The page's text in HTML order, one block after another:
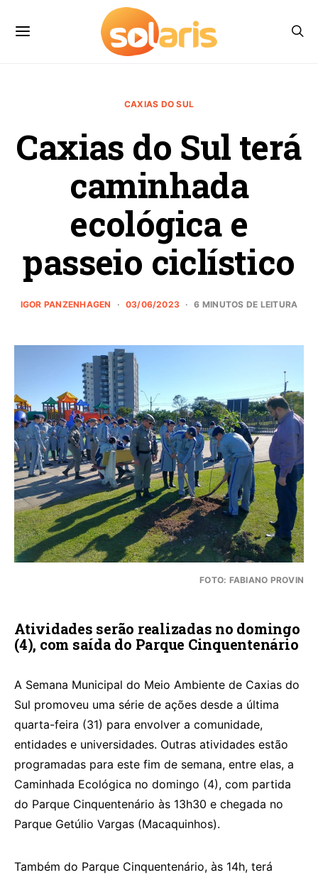
CAXIAS DO SUL
Caxias do Sul terá
caminhada
ecológica e
passeio ciclístico
IGOR PANZENHAGEN 03/06/2023 6 MINUTOS DE LEITURA
FOTO: FABIANO PROVIN
Atividades serão realizadas no domingo
(4), com saída do Parque Cinquentenário
A Semana Municipal do Meio Ambiente de Caxias do
Sul promoveu uma série de ações desde a última
quarta-feira (31) para envolver a comunidade,
entidades e universidades. Outras atividades estão
programadas para este fim de semana, entre elas, a
Caminhada Ecológica no domingo (4), com partida
do Parque Cinquentenário às 13h30 e chegada no
Parque Getúlio Vargas (Macaquinhos).
Também do Parque Cinquentenário, às 14h, terá